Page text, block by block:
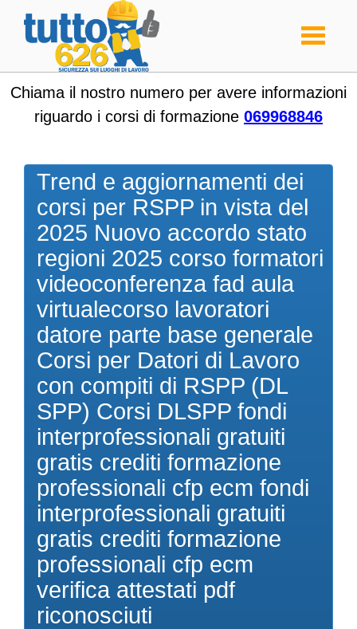
Toggle
Chiama il nostro numero per avere informazioni
riguardo i corsi di formazione 069968846
Trend e aggiornamenti dei
corsi per RSPP in vista del
2025 Nuovo accordo stato
regioni 2025 corso formatori
videoconferenza fad aula
virtualecorso lavoratori
datore parte base generale
Corsi per Datori di Lavoro
con compiti di RSPP (DL
SPP) Corsi DLSPP fondi
interprofessionali gratuiti
gratis crediti formazione
professionali cfp ecm fondi
interprofessionali gratuiti
gratis crediti formazione
professionali cfp ecm
verifica attestati pdf
riconosciuti